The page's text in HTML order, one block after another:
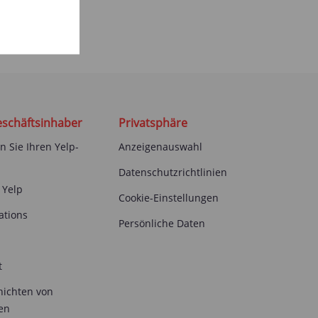
Sie Ihren Yelp-
von
Privatsphäre
Anzeigenauswahl
Datenschutzrichtlinien
Cookie-Einstellungen
Persönliche Daten